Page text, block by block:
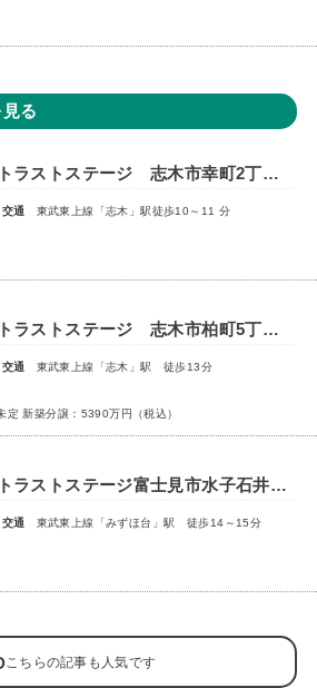
る
トラストステージ 志木市幸町2丁目25期 全10区画◆第1期分譲 2次販売 宅地分譲3区画◆ ◇販売予告◇
交通
東武東上線「志木」駅徒歩10～11 分
トラストステージ 志木市柏町5丁目32期 全4区画◆第1期分譲 宅地分譲 販売予告◆◆第2期分譲 新築分譲住宅 販売開始◆
交通
東武東上線「志木」駅 徒歩13分
定 新築分譲：5390万円（税込）
トラストステージ富士見市水子石井21期 全12区画 ◇販売予告◇
交通
東武東上線「みずほ台」駅 徒歩14～15分